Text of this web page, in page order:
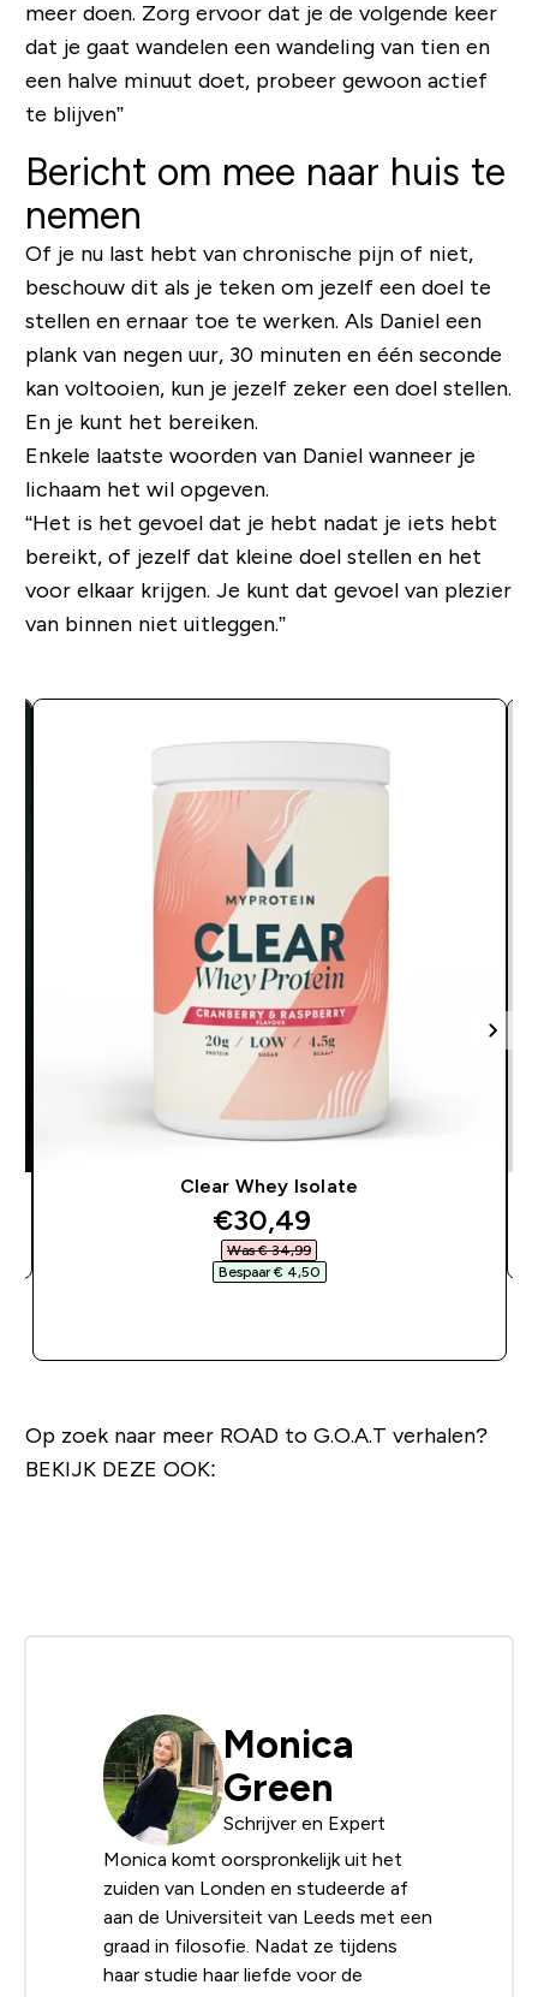
meer doen. Zorg ervoor dat je de volgende keer
dat je gaat wandelen een wandeling van tien en
een halve minuut doet, probeer gewoon actief
te blijven”
Bericht om mee naar huis te
nemen
Of je nu last hebt van chronische pijn of niet,
beschouw dit als je teken om jezelf een doel te
stellen en ernaar toe te werken. Als Daniel een
plank van negen uur, 30 minuten en één seconde
kan voltooien, kun je jezelf zeker een doel stellen.
En je kunt het bereiken.
Enkele laatste woorden van Daniel wanneer je
lichaam het wil opgeven.
“Het is het gevoel dat je hebt nadat je iets hebt
bereikt, of jezelf dat kleine doel stellen en het
voor elkaar krijgen. Je kunt dat gevoel van plezier
van binnen niet uitleggen.”
Clear Whey Isolate
discounted price
€30,49‎
Was € 34,99‎
Bespaar € 4,50‎
Op zoek naar meer ROAD to G.O.A.T verhalen?
BEKIJK DEZE OOK:
Monica
Green
Schrijver en Expert
Monica komt oorspronkelijk uit het
zuiden van Londen en studeerde af
aan de Universiteit van Leeds met een
graad in filosofie. Nadat ze tijdens
haar studie haar liefde voor de